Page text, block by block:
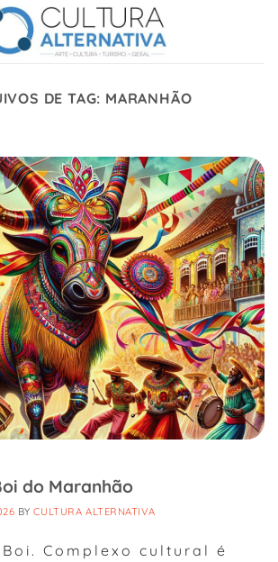
DE TAG: MARANHÃO
do Maranhão
BYCULTURA ALTERNATIVA
Boi. Complexo cultural é